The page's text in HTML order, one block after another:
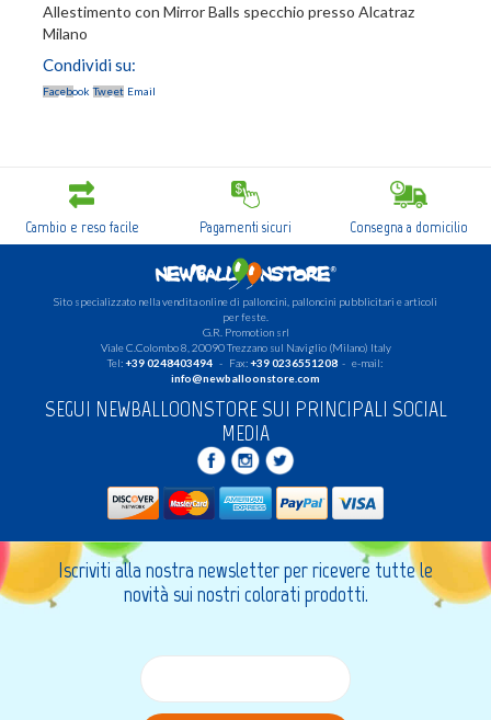
Allestimento con Mirror Balls specchio presso Alcatraz
Milano
Condividi su:
Facebook Tweet Email
Cambio e reso facile Pagamenti sicuri Consegna a domicilio
Sito specializzato nella vendita online di palloncini, palloncini pubblicitari e articoli
per feste.
G.R. Promotion srl
Viale C.Colombo 8, 20090 Trezzano sul Naviglio (Milano) Italy
Tel:+39 0248403494- Fax:+39 0236551208- e-mail:
info@newballoonstore.com
SEGUI NEWBALLOONSTORE SUI PRINCIPALI SOCIAL
MEDIA
Iscriviti alla nostra newsletter per ricevere tutte le
novità sui nostri colorati prodotti.